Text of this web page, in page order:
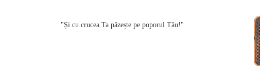
"Și cu crucea Ta păzește pe poporul Tău!"